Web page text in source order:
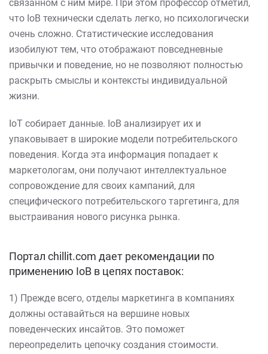
связанном с ним мире. При этом профессор отметил,
что IoB технически сделать легко, но психологически
очень сложно. Статистические исследования
изобилуют тем, что отображают повседневные
привычки и поведение, но не позволяют полностью
раскрыть смыслы и контексты индивидуальной
жизни.
IoT собирает данные. IoB анализирует их и
упаковывает в широкие модели потребительского
поведения. Когда эта информация попадает к
маркетологам, они получают интеллектуальное
сопровождение для своих кампаний, для
специфического потребительского таргетинга, для
выстраивания нового рисунка рынка.
Портал chillit.com дает рекомендации по
применению IoB в цепях поставок:
1) Прежде всего, отделы маркетинга в компаниях
должны оставайться на вершине новых
поведенческих инсайтов. Это поможет
переопределить цепочку создания стоимости.